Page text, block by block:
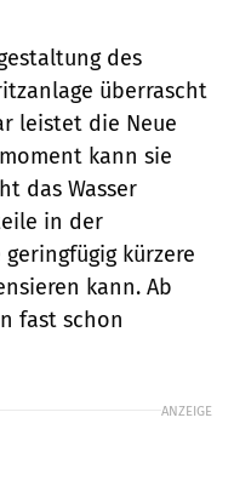
des
überrascht
leistet die Neue
kann sie
das Wasser
in der
kürzere
kann. Ab
fast schon
ANZEIGE